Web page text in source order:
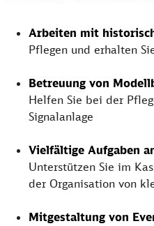
Arbeiten mit
Pflegen und erhalten
Betreuung von
Helfen Sie bei der
Signalanlage
Vielfältige Aufgaben
Unterstützen Sie im
der Organisation von
Mitgestaltung von